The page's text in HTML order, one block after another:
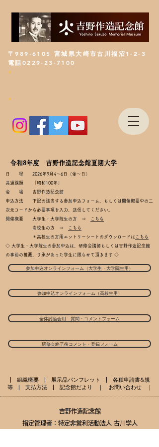
〒989-6105 宮城県大崎市古川福沼1-2-3
電話0229-23-7100
●
●
​令和8年度 吉野作造記念館夏期大学
日 程 2026年9月4～6日（金～ 日）
共通課題 「昭和100年」
会 場 吉野作造記念館
​申込方法 下記の該当する参加申込フォーム、もしくは開催概要中の二
次元コードから必要事項を入力、
送信してください。
開催概要 大学生・大学院生の方 ⇒
こちら
高校生の方 ⇒
こちら
＊高校生の方用エントリーシートのダウンロードは こちら
◇ 大学生・大学院生の参加申込は、研修会講師もしくは吉野作造記念館
の事前の推薦、了承があった学生に限らせて頂きます ◇
参加申込オンラインフォーム（大学生・大学院生用）
参加申込オンラインフォーム（高校生用）
全体討論会用 質問・コメントフォーム
研修会終了後コメント・登録フォーム
組織概要 展示品パンフレット
各種申請書&規
等
支払方法 記念館だより ｜ お問い合わせ ｜
​吉野作造記念館
指定管理者：特定非営利活動法人 古川学人